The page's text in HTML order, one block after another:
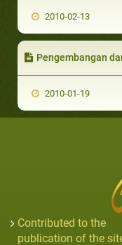
2010-02-13
Pengembangan dan
2010-01-19
Contributed to the
publication of the